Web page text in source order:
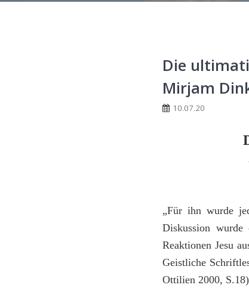
Die
Mirjam
10.07.20
„Für ihn wurde
Diskussion
Reaktionen Jesu
Geistliche
Ottilien 2000,